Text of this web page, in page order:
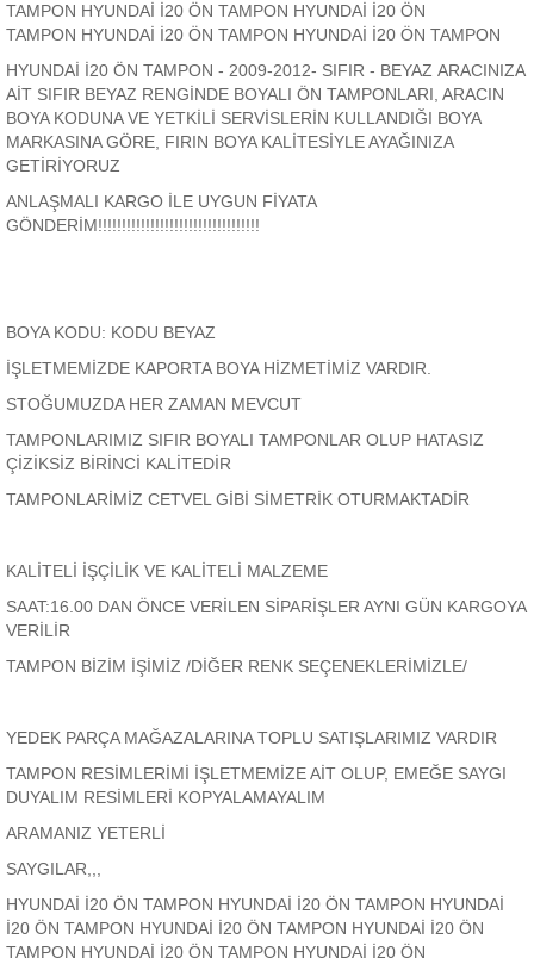
TAMPON HYUNDAİ İ20 ÖN TAMPON HYUNDAİ İ20 ÖN
TAMPON HYUNDAİ İ20 ÖN TAMPON HYUNDAİ İ20 ÖN TAMPON
HYUNDAİ İ20 ÖN TAMPON - 2009-2012- SIFIR - BEYAZ ARACINIZA
AİT SIFIR BEYAZ RENGİNDE BOYALI ÖN TAMPONLARI, ARACIN
BOYA KODUNA VE YETKİLİ SERVİSLERİN KULLANDIĞI BOYA
MARKASINA GÖRE, FIRIN BOYA KALİTESİYLE AYAĞINIZA
GETİRİYORUZ
ANLAŞMALI KARGO İLE UYGUN FİYATA
GÖNDERİM!!!!!!!!!!!!!!!!!!!!!!!!!!!!!!!!!!
BOYA KODU: KODU BEYAZ
İŞLETMEMİZDE KAPORTA BOYA HİZMETİMİZ VARDIR.
STOĞUMUZDA HER ZAMAN MEVCUT
TAMPONLARIMIZ SIFIR BOYALI TAMPONLAR OLUP HATASIZ
ÇİZİKSİZ BİRİNCİ KALİTEDİR
TAMPONLARİMİZ CETVEL GİBİ SİMETRİK OTURMAKTADİR
KALİTELİ İŞÇİLİK VE KALİTELİ MALZEME
SAAT:16.00 DAN ÖNCE VERİLEN SİPARİŞLER AYNI GÜN KARGOYA
VERİLİR
TAMPON BİZİM İŞİMİZ /DİĞER RENK SEÇENEKLERİMİZLE/
YEDEK PARÇA MAĞAZALARINA TOPLU SATIŞLARIMIZ VARDIR
TAMPON RESİMLERİMİ İŞLETMEMİZE AİT OLUP, EMEĞE SAYGI
DUYALIM RESİMLERİ KOPYALAMAYALIM
ARAMANIZ YETERLİ
SAYGILAR,,,
HYUNDAİ İ20 ÖN TAMPON HYUNDAİ İ20 ÖN TAMPON HYUNDAİ
İ20 ÖN TAMPON HYUNDAİ İ20 ÖN TAMPON HYUNDAİ İ20 ÖN
TAMPON HYUNDAİ İ20 ÖN TAMPON HYUNDAİ İ20 ÖN